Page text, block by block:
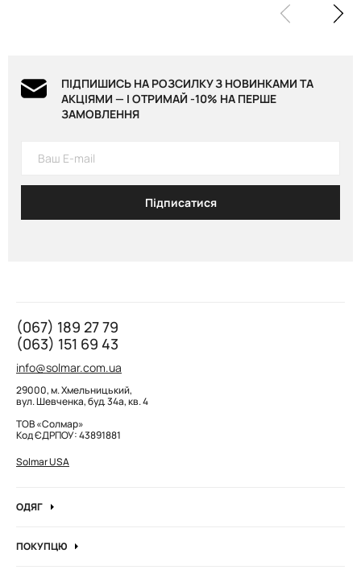
ПІДПИШИСЬ НА РОЗСИЛКУ З НОВИНКАМИ ТА
АКЦІЯМИ — І ОТРИМАЙ -10% НА ПЕРШЕ
ЗАМОВЛЕННЯ
Підписатися
(067) 189 27 79
(063) 151 69 43
info@solmar.com.ua
29000, м. Хмельницький,
вул. Шевченка, буд. 34а, кв. 4
ТОВ «Солмар»
Код ЄДРПОУ: 43891881
Solmar USA
ОДЯГ
Кофти та джемпера
ПОКУПЦЮ